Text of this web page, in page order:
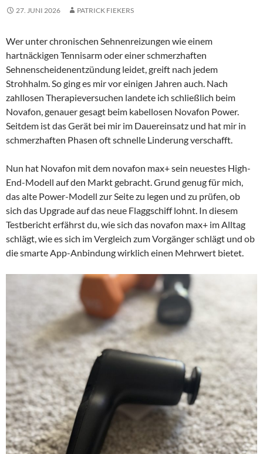
27. JUNI 2026 PATRICK FIEKERS
Wer unter chronischen Sehnenreizungen wie einem
hartnäckigen Tennisarm oder einer schmerzhaften
Sehnenscheidenentzündung leidet, greift nach jedem
Strohhalm. So ging es mir vor einigen Jahren auch. Nach
zahllosen Therapieversuchen landete ich schließlich beim
Novafon, genauer gesagt beim kabellosen Novafon Power.
Seitdem ist das Gerät bei mir im Dauereinsatz und hat mir in
schmerzhaften Phasen oft schnelle Linderung verschafft.
Nun hat Novafon mit dem novafon max+ sein neuestes High-
End-Modell auf den Markt gebracht. Grund genug für mich,
das alte Power-Modell zur Seite zu legen und zu prüfen, ob
sich das Upgrade auf das neue Flaggschiff lohnt. In diesem
Testbericht erfährst du, wie sich das novafon max+ im Alltag
schlägt, wie es sich im Vergleich zum Vorgänger schlägt und ob
die smarte App-Anbindung wirklich einen Mehrwert bietet.